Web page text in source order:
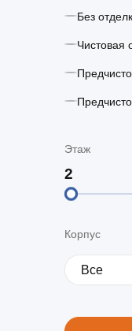
Без
Чистовая
Этаж
Корпус
Все